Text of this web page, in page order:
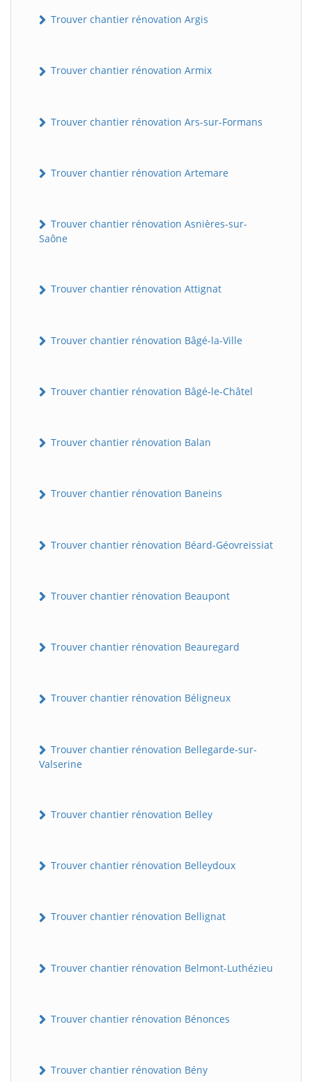
Trouver chantier rénovation Argis
Trouver chantier rénovation Armix
Trouver chantier rénovation Ars-sur-Formans
Trouver chantier rénovation Artemare
Trouver chantier rénovation Asnières-sur-
Saône
Trouver chantier rénovation Attignat
Trouver chantier rénovation Bâgé-la-Ville
Trouver chantier rénovation Bâgé-le-Châtel
Trouver chantier rénovation Balan
Trouver chantier rénovation Baneins
Trouver chantier rénovation Béard-Géovreissiat
Trouver chantier rénovation Beaupont
Trouver chantier rénovation Beauregard
Trouver chantier rénovation Béligneux
Trouver chantier rénovation Bellegarde-sur-
Valserine
Trouver chantier rénovation Belley
Trouver chantier rénovation Belleydoux
Trouver chantier rénovation Bellignat
Trouver chantier rénovation Belmont-Luthézieu
Trouver chantier rénovation Bénonces
Trouver chantier rénovation Bény